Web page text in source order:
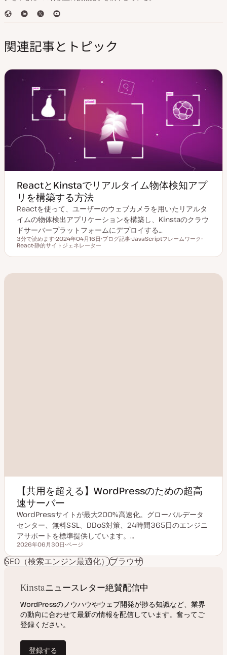
ウ
サ
イ
L
k
e
I
n
T
t
t
r
Y
T
u
e
関連記事とトピック
ReactとKinstaでリアルタイム物体検知アプ
リを構築する方法
Reactを使って、ユーザーのウェブカメラを用いたリアルタ
イムの物体検出アプリケーションを構築し、Kinstaのクラウ
ドサーバープラットフォームにデプロイする…
読むのにかかる時間
3分で読めます
更
日
2024年04月16日
タ
ブログ記事
ッ
JavaScriptフレームワーク
ッ
React
ピ
静的サイトジェネレーター
【共用を超える】WordPressのための超高
速サーバー
WordPressサイトが最大200%高速化。グローバルデータ
センター、無料SSL、DDoS対策、24時間365日のエンジニ
アサポートを標準提供しています。…
更新日
2026年06月30日
稿
タ
ページ
SEO（検索エンジン最適化）ブラウザ